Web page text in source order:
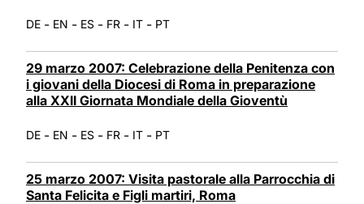
DE - EN - ES - FR - IT - PT
29 marzo 2007: Celebrazione della Penitenza con
i giovani della Diocesi di Roma in preparazione
alla XXII Giornata Mondiale della Gioventù
DE - EN - ES - FR - IT - PT
25 marzo 2007: Visita pastorale alla Parrocchia di
Santa Felicita e Figli martiri, Roma